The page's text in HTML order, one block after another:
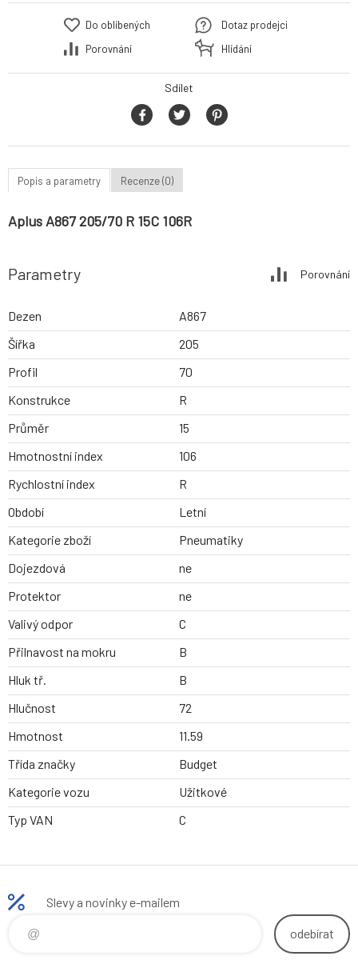
Do oblíbených
Porovnání
Dotaz prodejci
Hlídání
Sdílet
Popis a parametry Recenze (0)
Aplus A867 205/70 R 15C 106R
Parametry Porovnání
Dezen
A867
Šířka
205
Profil
70
Konstrukce
R
Průměr
15
Hmotnostní index
106
Rychlostní index
R
Období
Letní
Kategorie zboží
Pneumatiky
Dojezdová
ne
Protektor
ne
Valivý odpor
C
Přilnavost na mokru
B
Hluk tř.
B
Hlučnost
72
Hmotnost
11.59
Třída značky
Budget
Kategorie vozu
Užitkové
Typ VAN
C
Slevy a novinky e-mailem
odebírat